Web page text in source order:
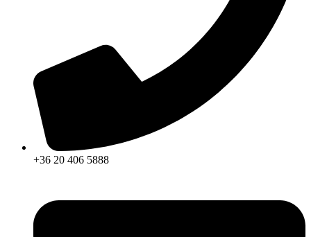
+36 20 406 5888